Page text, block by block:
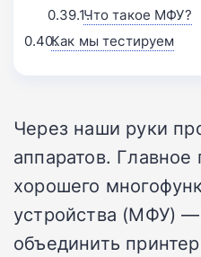
Что такое МФУ?
Как мы тестируем
Через наши руки
аппаратов.
хорошего
устройства (МФУ) —
объединить